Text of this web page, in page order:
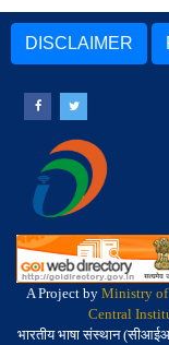
DISCLAIMER
A Project by Ministry of
Central
भारतीय भाषा संस्थान